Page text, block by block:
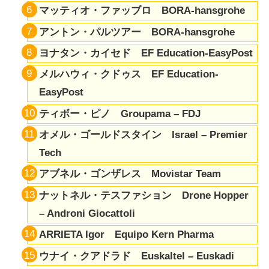
マッティオ・ファッブロ BORA-hansgrohe
アントン・パルツアー BORA-hansgrohe
ヨナタン・カイセド EF Education-EasyPost
メルハウィ・クドゥス EF Education-
EasyPost
ティボー・ピノ Groupama – FDJ
オメル・ゴールドスタイン Israel – Premier
Tech
アブネル・ゴンザレス Movistar Team
ナットネル・テスファション Drone Hopper
– Androni Giocattoli
ARRIETA Igor Equipo Kern Pharma
ウナイ・クアドラド Euskaltel – Euskadi